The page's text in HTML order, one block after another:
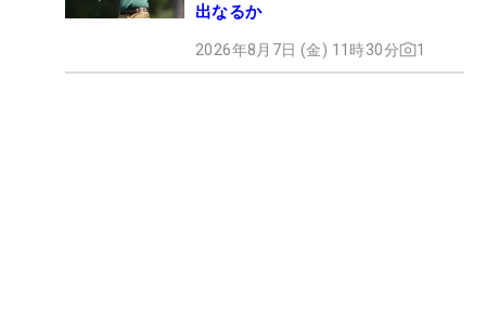
出なるか
2026年8月7日 (金) 11時30分 1